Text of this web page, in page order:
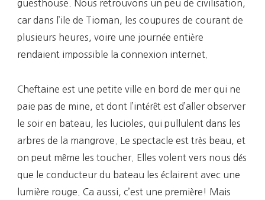
guesthouse. Nous retrouvons un peu de civilisation,
car dans l’ile de Tioman, les coupures de courant de
plusieurs heures, voire une journée entière
rendaient impossible la connexion internet.
Cheftaine est une petite ville en bord de mer qui ne
paie pas de mine, et dont l’intérêt est d’aller observer
le soir en bateau, les lucioles, qui pullulent dans les
arbres de la mangrove. Le spectacle est très beau, et
on peut même les toucher. Elles volent vers nous dés
que le conducteur du bateau les éclairent avec une
lumière rouge. Ca aussi, c’est une première! Mais